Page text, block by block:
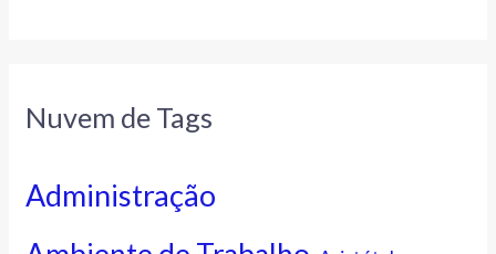
Nuvem de Tags
Administração